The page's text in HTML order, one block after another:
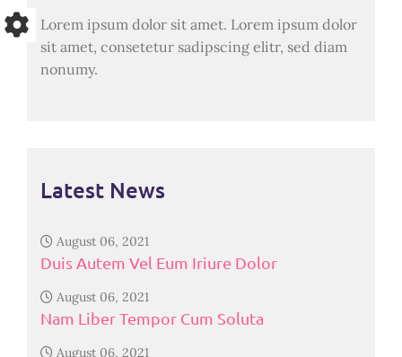
Lorem ipsum dolor sit amet. Lorem ipsum dolor
sit amet, consetetur sadipscing elitr, sed diam
nonumy.
Latest News
August 06, 2021
Duis Autem Vel Eum Iriure Dolor
August 06, 2021
Nam Liber Tempor Cum Soluta
August 06, 2021